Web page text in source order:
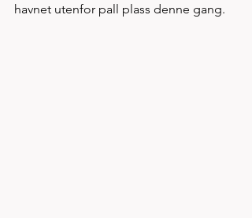
havnet utenfor pall plass denne gang.